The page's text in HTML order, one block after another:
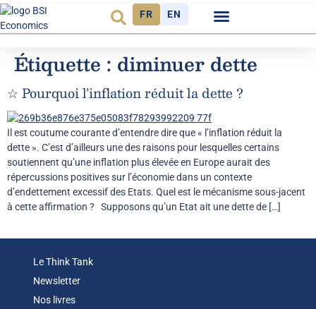
FR EN
Étiquette : diminuer dette
☆ Pourquoi l’inflation réduit la dette ?
Il est coutume courante d’entendre dire que « l’inflation réduit la
dette ». C’est d’ailleurs une des raisons pour lesquelles certains
soutiennent qu’une inflation plus élevée en Europe aurait des
répercussions positives sur l’économie dans un contexte
d’endettement excessif des Etats. Quel est le mécanisme sous-jacent
à cette affirmation ? Supposons qu’un Etat ait une dette de […]
Le Think Tank
Newsletter
Nos livres